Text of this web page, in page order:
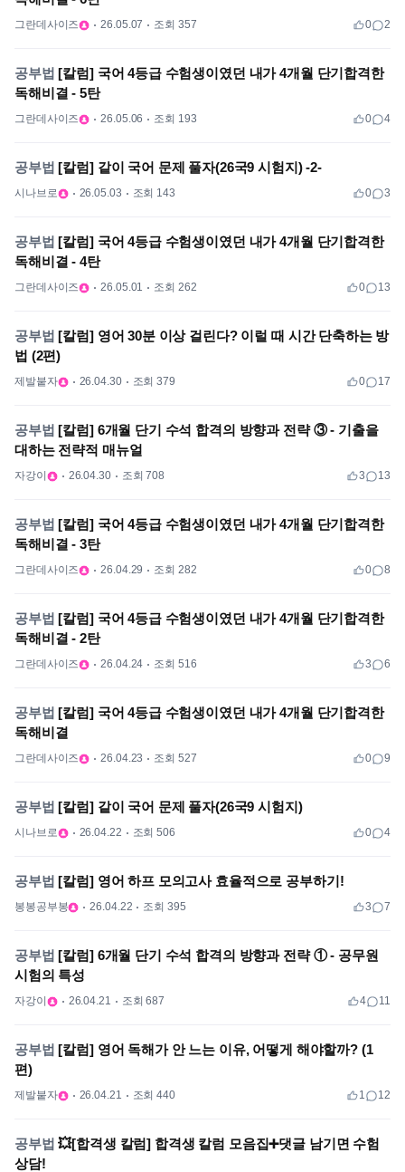
그란데사이즈 26.05.07 조회 357 0 2
공부법 [칼럼] 국어 4등급 수험생이였던 내가 4개월 단기합격한
독해비결 - 5탄
그란데사이즈 26.05.06 조회 193 0 4
공부법 [칼럼] 같이 국어 문제 풀자(26국9 시험지) -2-
시나브로 26.05.03 조회 143 0 3
공부법 [칼럼] 국어 4등급 수험생이였던 내가 4개월 단기합격한
독해비결 - 4탄
그란데사이즈 26.05.01 조회 262 0 13
공부법 [칼럼] 영어 30분 이상 걸린다? 이럴 때 시간 단축하는 방
법 (2편)
제발붙자 26.04.30 조회 379 0 17
공부법 [칼럼] 6개월 단기 수석 합격의 방향과 전략 ③ - 기출을
대하는 전략적 매뉴얼
자강이 26.04.30 조회 708 3 13
공부법 [칼럼] 국어 4등급 수험생이였던 내가 4개월 단기합격한
독해비결 - 3탄
그란데사이즈 26.04.29 조회 282 0 8
공부법 [칼럼] 국어 4등급 수험생이였던 내가 4개월 단기합격한
독해비결 - 2탄
그란데사이즈 26.04.24 조회 516 3 6
공부법 [칼럼] 국어 4등급 수험생이였던 내가 4개월 단기합격한
독해비결
그란데사이즈 26.04.23 조회 527 0 9
공부법 [칼럼] 같이 국어 문제 풀자(26국9 시험지)
시나브로 26.04.22 조회 506 0 4
공부법 [칼럼] 영어 하프 모의고사 효율적으로 공부하기!
봉봉공부봉 26.04.22 조회 395 3 7
공부법 [칼럼] 6개월 단기 수석 합격의 방향과 전략 ① - 공무원
시험의 특성
자강이 26.04.21 조회 687 4 11
공부법 [칼럼] 영어 독해가 안 느는 이유, 어떻게 해야할까? (1
편)
제발붙자 26.04.21 조회 440 1 12
공부법 💥[합격생 칼럼] 합격생 칼럼 모음집➕댓글 남기면 수험
상담!